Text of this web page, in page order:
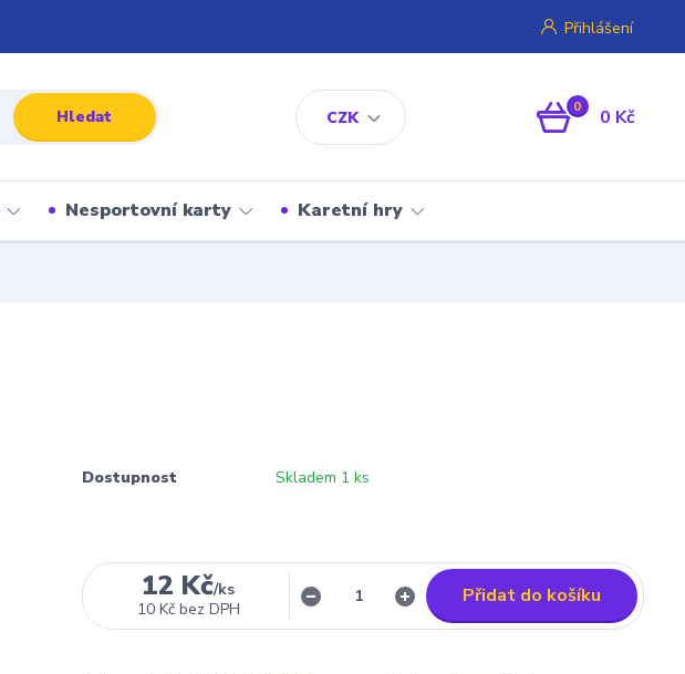
CZK
Přihlášení
Hledat 0 0 Kč
Nesportovní karty Karetní hry
Dostupnost Skladem 1 ks
12 Kč/ks
10 Kč bez DPH
Přidat do košíku